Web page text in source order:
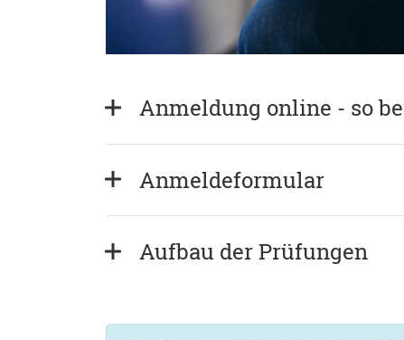
Anmeldung online - so
Anmeldeformular
Aufbau der Prüfungen